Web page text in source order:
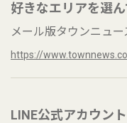
好きなエリアを選ん
メール版タウンニュ
https://
LINE公式アカウン